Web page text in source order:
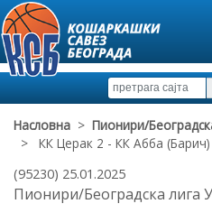
Насловна > Пионири/
> КК Церак 2 - КК Абба (Барич)
(95230) 25.01.2025
Пионири/Београдска лига